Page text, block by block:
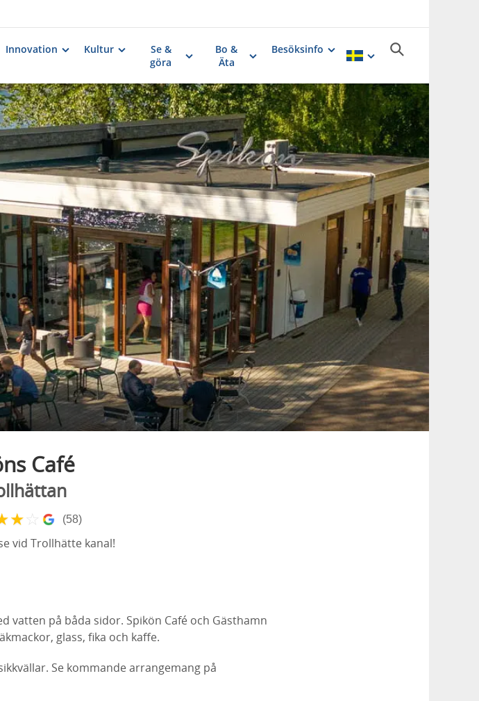
Innovation Kultur
Se &
göra
Bo &
Äta
Besöksinfo
Café
★ ☆ (58)
vid Trollhätte kanal!
vatten på båda sidor. Spikön Café och Gästhamn
glass, fika och kaffe.
Se kommande arrangemang på